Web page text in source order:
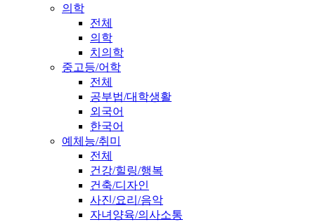
의학
전체
의학
치의학
중고등/어학
전체
공부법/대학생활
외국어
한국어
예체능/취미
전체
건강/힐링/행복
건축/디자인
사진/요리/음악
자녀양육/의사소통